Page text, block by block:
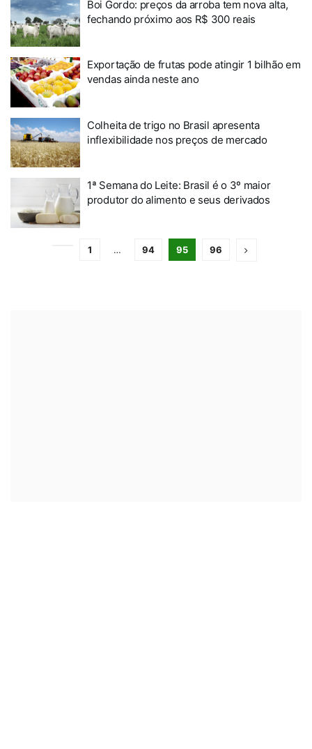
Boi Gordo: preços da arroba tem nova alta,
fechando próximo aos R$ 300 reais
Exportação de frutas pode atingir 1 bilhão em
vendas ainda neste ano
Colheita de trigo no Brasil apresenta
inflexibilidade nos preços de mercado
1ª Semana do Leite: Brasil é o 3º maior
produtor do alimento e seus derivados
1 … 94 95 96